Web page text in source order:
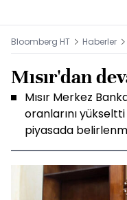
Bloomberg HT Haberler
Mısır'dan
Mısır Merkez
oranlarını
piyasada